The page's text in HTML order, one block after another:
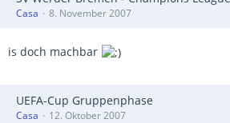
Casa 8. November 2007
is doch machbar
UEFA-Cup Gruppenphase
Casa 12. Oktober 2007